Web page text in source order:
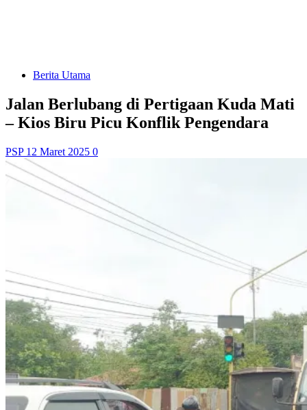
Berita Utama
Jalan Berlubang di Pertigaan Kuda Mati
– Kios Biru Picu Konflik Pengendara
PSP 12 Maret 2025 0